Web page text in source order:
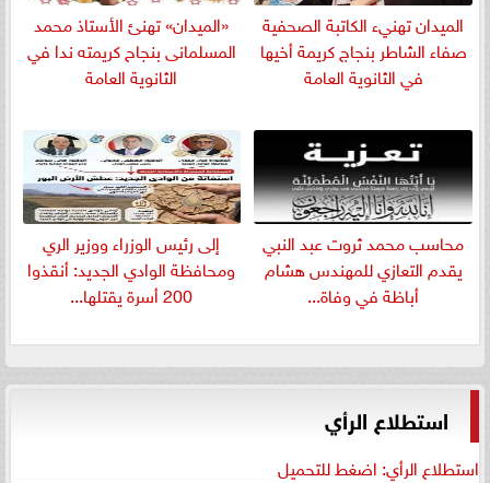
الميدان تهنيء الكاتبة الصحفية
صفاء الشاطر بنجاج كريمة أخيها
في الثانوية العامة
«الميدان» تهنئ الأستاذ محمد
المسلمانى بنجاح كريمته ندا في
الثانوية العامة
​محاسب محمد ثروت عبد النبي
يقدم التعازي للمهندس هشام
أباظة في وفاة...
إلى رئيس الوزراء ووزير الري
ومحافظة الوادي الجديد: أنقذوا
200 أسرة يقتلها...
استطلاع الرأي
استطلاع الرأي: اضغط للتحميل